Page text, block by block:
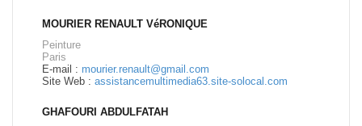
MOURIER RENAULT VéRONIQUE
Peinture
Paris
E-mail : mourier.renault@gmail.com
Site Web : assistancemultimedia63.site-solocal.com
GHAFOURI ABDULFATAH